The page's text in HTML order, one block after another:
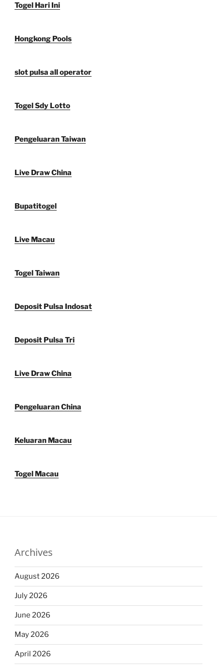
Togel Hari Ini
Hongkong Pools
slot pulsa all operator
Togel Sdy Lotto
Pengeluaran Taiwan
Live Draw China
Bupatitogel
Live Macau
Togel Taiwan
Deposit Pulsa Indosat
Deposit Pulsa Tri
Live Draw China
Pengeluaran China
Keluaran Macau
Togel Macau
Archives
August 2026
July 2026
June 2026
May 2026
April 2026